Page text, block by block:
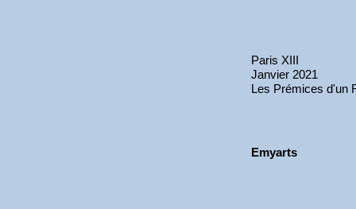
Paris XIII
Janvier 2021
Les Prémices d'un
Emyarts